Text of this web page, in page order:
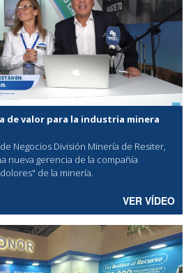
de valor para la industria minera
Negocios División Minería de Resiter,
nueva gerencia de la compañía
de la minería.
VER VÍDEO